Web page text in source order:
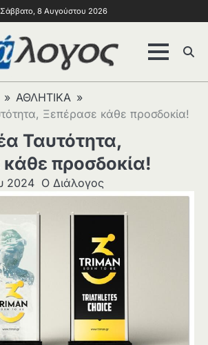
Σάββατο, 8 Αυγούστου 2026
ΑΘΛΗΤΙΚΑ
Ξεπέρασε κάθε προσδοκία!
Ταυτότητα,
προσδοκία!
2024 Ο Διάλογος